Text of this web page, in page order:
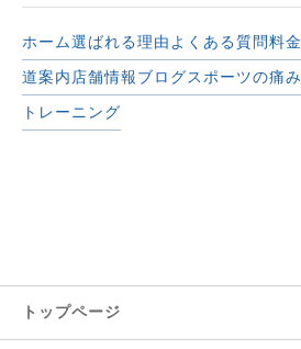
ホーム選ばれる理由 よくある質問料金
道案内 店舗情報ブログスポーツの痛み
トレーニング
トップページ